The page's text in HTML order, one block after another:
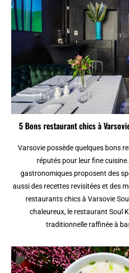
5 Bons restaurant chics à
Varsovie possède quelques bons
réputés pour leur fine
gastronomiques proposent des
aussi des recettes revisitées et des
restaurants chics à Varsovie
chaleureux, le restaurant Soul
traditionnelle raffinée à